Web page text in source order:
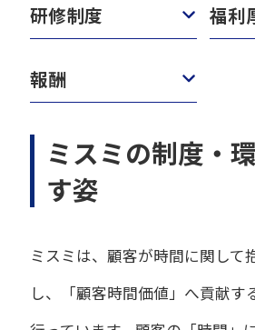
研修制度 福利
報酬
ミスミの制度・
す姿
ミスミは、顧客が時間に関して
し、「顧客時間価値」へ貢献す